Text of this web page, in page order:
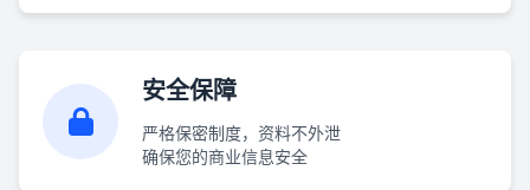
安全保障
严格保密制度，资料不外泄
确保您的商业信息安全